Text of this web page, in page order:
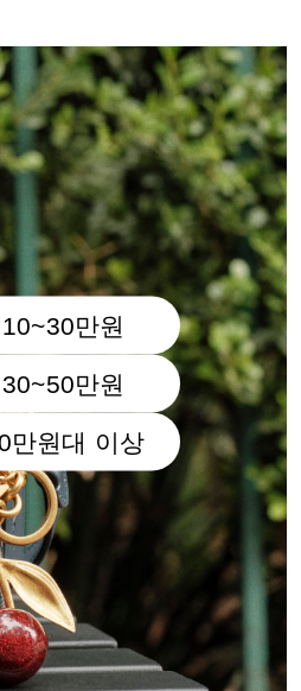
10~30만원
30~50만원
만원대 이상